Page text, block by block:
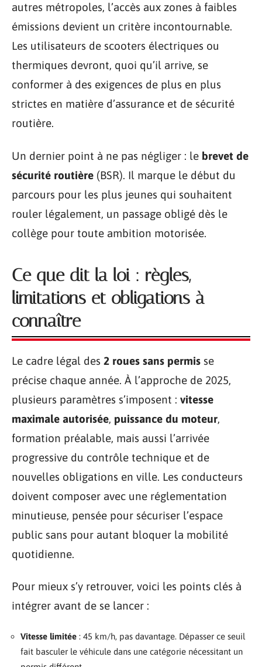
autres métropoles, l’accès aux zones à faibles
émissions devient un critère incontournable.
Les utilisateurs de scooters électriques ou
thermiques devront, quoi qu’il arrive, se
conformer à des exigences de plus en plus
strictes en matière d’assurance et de sécurité
routière.
Un dernier point à ne pas négliger : le brevet de
sécurité routière (BSR). Il marque le début du
parcours pour les plus jeunes qui souhaitent
rouler légalement, un passage obligé dès le
collège pour toute ambition motorisée.
Ce que dit la loi : règles,
limitations et obligations à
connaître
Le cadre légal des 2 roues sans permis se
précise chaque année. À l’approche de 2025,
plusieurs paramètres s’imposent : vitesse
maximale autorisée, puissance du moteur,
formation préalable, mais aussi l’arrivée
progressive du contrôle technique et de
nouvelles obligations en ville. Les conducteurs
doivent composer avec une réglementation
minutieuse, pensée pour sécuriser l’espace
public sans pour autant bloquer la mobilité
quotidienne.
Pour mieux s’y retrouver, voici les points clés à
intégrer avant de se lancer :
Vitesse limitée : 45 km/h, pas davantage. Dépasser ce seuil
fait basculer le véhicule dans une catégorie nécessitant un